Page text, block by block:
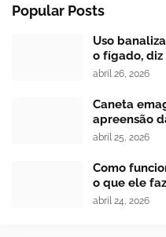
Popular Posts
Uso
o fígado,
abril 26, 2026
Caneta
apreensão
abril 25, 2026
Como
o que ele
abril 24, 2026